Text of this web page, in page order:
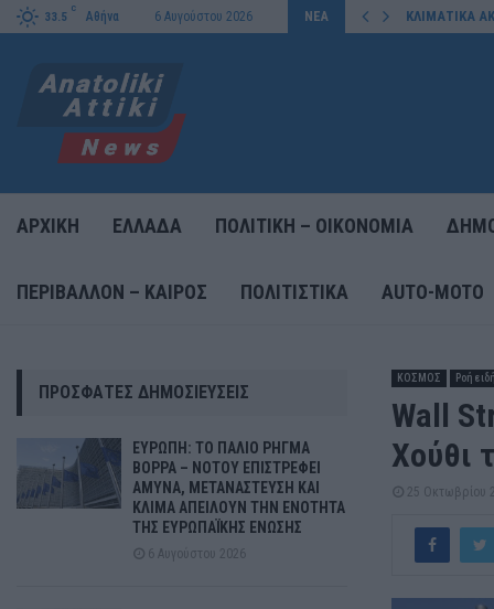
33.5
C
Αθήνα 6 Αυγούστου 2026 ΝΕΑ
ΜΕΤΑΝΑΣΤΕΥΣΗ… ΚΛΙΜΑΤΙΚΑ
ΑΡΧΙΚΗ ΕΛΛΑΔΑ ΠΟΛΙΤΙΚΗ – ΟΙΚΟΝΟΜΙΑ
ΠΕΡΙΒΑΛΛΟΝ – ΚΑΙΡΟΣ ΠΟΛΙΤΙΣΤΙΚΑ AUTO-MOTO
ΚΟΣΜΟΣ Ροή
Wall
Χούθι
25 Οκτωβρίου
ΠΡΌΣΦΑΤΕΣ ΔΗΜΟΣΙΕΎΣΕΙΣ
ΕΥΡΩΠΗ: ΤΟ ΠΑΛΙΟ ΡΗΓΜΑ
ΒΟΡΡΑ – ΝΟΤΟΥ ΕΠΙΣΤΡΕΦΕΙ
ΑΜΥΝΑ, ΜΕΤΑΝΑΣΤΕΥΣΗ ΚΑΙ
ΚΛΙΜΑ ΑΠΕΙΛΟΥΝ ΤΗΝ ΕΝΟΤΗΤΑ
ΤΗΣ ΕΥΡΩΠΑΪΚΗΣ ΕΝΩΣΗΣ
6 Αυγούστου 2026